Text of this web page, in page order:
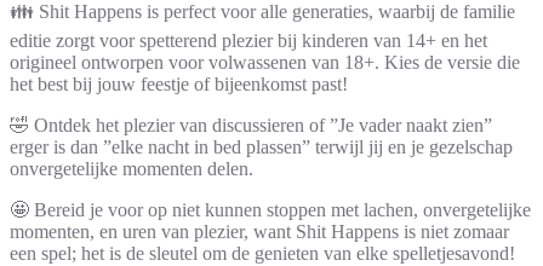
👪 Shit Happens is perfect voor alle generaties, waarbij de familie
editie zorgt voor spetterend plezier bij kinderen van 14+ en het
origineel ontworpen voor volwassenen van 18+. Kies de versie die
het best bij jouw feestje of bijeenkomst past!
🤣 Ontdek het plezier van discussieren of ”Je vader naakt zien”
erger is dan ”elke nacht in bed plassen” terwijl jij en je gezelschap
onvergetelijke momenten delen.
🤩 Bereid je voor op niet kunnen stoppen met lachen, onvergetelijke
momenten, en uren van plezier, want Shit Happens is niet zomaar
een spel; het is de sleutel om de genieten van elke spelletjesavond!